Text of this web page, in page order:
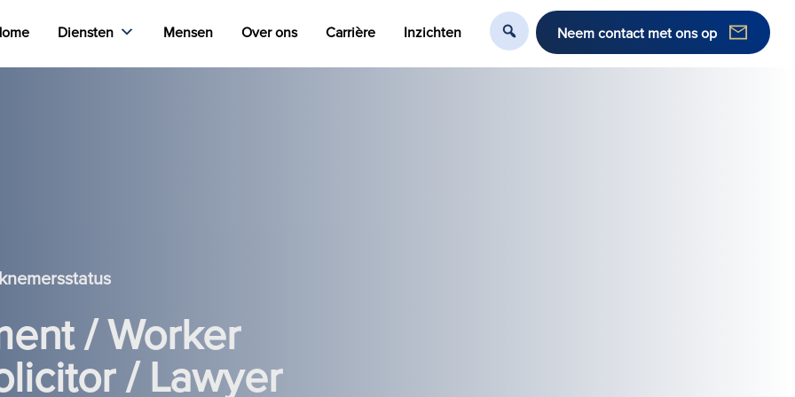
Diensten Mensen Over ons Carrière Inzichten Neem contact met ons op
/ Worker
/ Lawyer